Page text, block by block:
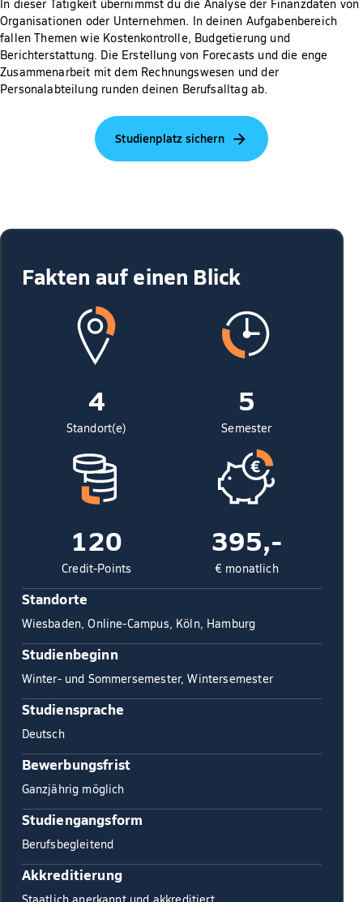
In dieser Tätigkeit übernimmst du die Analyse der Finanzdaten von
Organisationen oder Unternehmen. In deinen Aufgabenbereich
fallen Themen wie Kostenkontrolle, Budgetierung und
Berichterstattung. Die Erstellung von Forecasts und die enge
Zusammenarbeit mit dem Rechnungswesen und der
Personalabteilung runden deinen Berufsalltag ab.
Studienplatz sichern
Fakten auf einen Blick
4
Standort(e)
5
Semester
120
Credit-Points
395,-
€ monatlich
Standorte
Wiesbaden, Online-Campus, Köln, Hamburg
Studienbeginn
Winter- und Sommersemester, Wintersemester
Studiensprache
Deutsch
Bewerbungsfrist
Ganzjährig möglich
Studiengangsform
Berufsbegleitend
Akkreditierung